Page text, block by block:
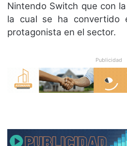
Nintendo Switch que con
la cual se ha convertido
protagonista en el sector.
Publicidad